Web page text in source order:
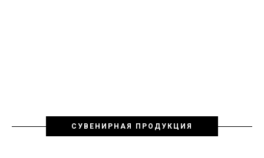
СУВЕНИРНАЯ ПРОДУКЦИЯ